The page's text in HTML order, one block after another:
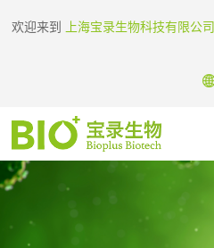
欢迎来到 上海宝录生物科技有限公司